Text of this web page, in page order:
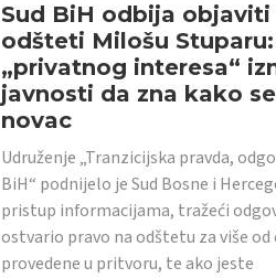
Sud BiH odbija
odšteti Milošu
„privatnog interesa“
javnosti da zna kako
novac
Udruženje „Tranzicijska pravda,
BiH“ podnijelo je Sud Bosne i
pristup informacijama, tražeći
ostvario pravo na odštetu za više
provedene u pritvoru, te ako jeste